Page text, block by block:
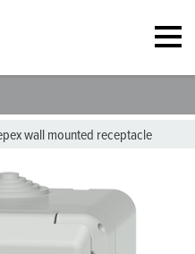
wall mounted receptacle